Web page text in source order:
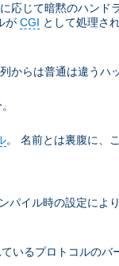
じて暗黙のハン
が CGI として処理さ
らは普通は違うハ
。 名前とは裏腹に、
パイル時の設定によ
いるプロトコルのバ